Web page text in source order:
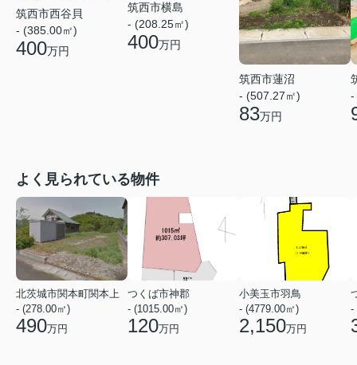
筑西市西谷貝
- (385.00㎡)
400万円
筑西市横島
- (208.25㎡)
400万円
筑西市蓮沼
- (507.27㎡)
83万円
-
よく見られている物件
北茨城市関本町関本上
- (278.00㎡)
490万円
つくば市神郡
- (1015.00㎡)
120万円
小美玉市羽鳥
- (4779.00㎡)
2,150万円
-